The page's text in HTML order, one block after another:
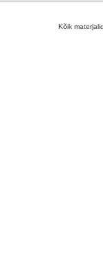
Kõik